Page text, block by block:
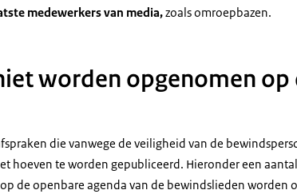
medewerkers van media,zoals omroepbazen.
worden opgenomen op
die vanwege de veiligheid van de
hoeven te worden gepubliceerd. Hieronder een
de openbare agenda van de bewindslieden worden